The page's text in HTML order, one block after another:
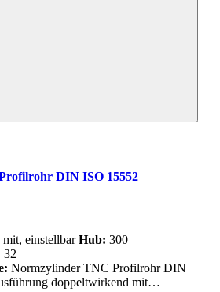
DIN ISO 15552
mit, einstellbarHub: 300
32
Normzylinder TNC Profilrohr DIN
doppeltwirkend mit…